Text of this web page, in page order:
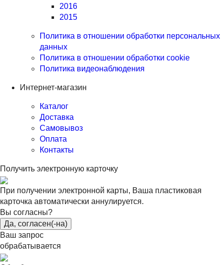
2016
2015
Политика в отношении обработки персональных
данных
Политика в отношении обработки cookie
Политика видеонаблюдения
Интернет-магазин
Каталог
Доставка
Самовывоз
Оплата
Контакты
Получить электронную карточку
При получении электронной карты, Ваша пластиковая
карточка автоматически аннулируется.
Вы согласны?
Да, согласен(-на)
Ваш запрос
обрабатывается